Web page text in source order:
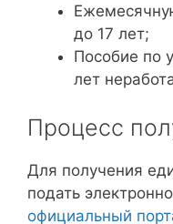
до 17 лет;
Пособие по
лет
Процесс
Для получения
подать
официальный